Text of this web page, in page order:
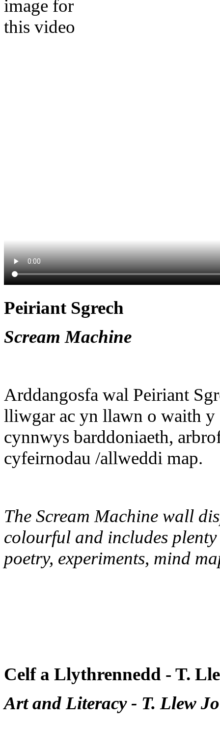
Peiriant Sgrech
Scream Machine
Arddangosfa wal Peiriant
lliwgar ac yn llawn o waith
cynnwys barddoniaeth,
cyfeirnodau /allweddi map.
The Scream Machine wall
colourful and includes
poetry, experiments, mind
Celf a Llythrennedd - T.
Art and Literacy - T. Llew